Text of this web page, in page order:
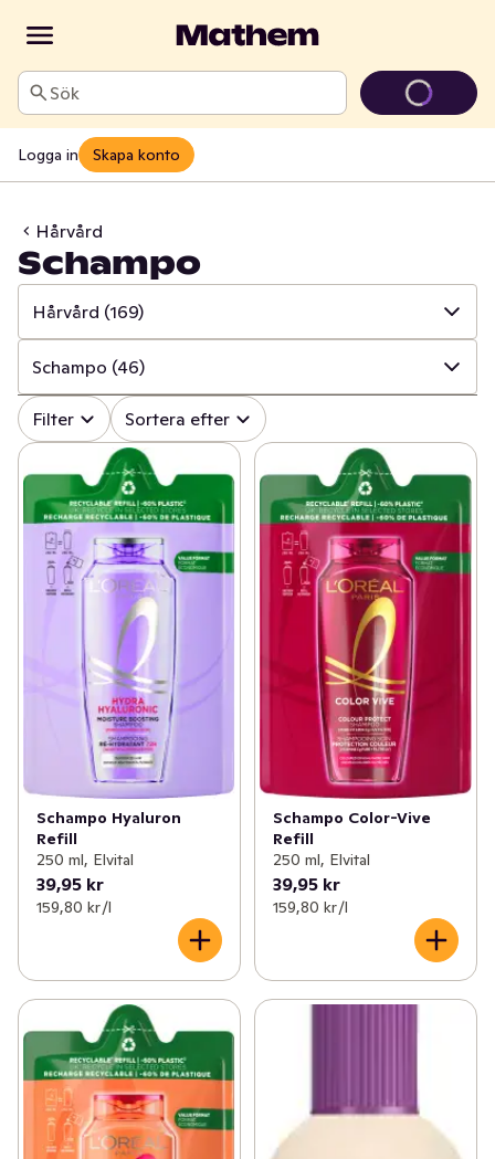
Sök
Logga in Skapa konto
Hårvård
Schampo
Hårvård (169)
✓ Alla (820)
✓ Mun och tänder (107)
Sår, bett och stick
✓ Mage (10)
Sex och lust (2)
Händer och fötter
Hudvård (163)
Hårvård (169)
Intim och underliv
✓ Ansiktsvård (97)
✓ Kost och hälsa
✓ Förkylning
Vitaminer och kosttillskott
Ögon och öron (1)
Schampo (46)
✓ Alla (169)
Schampo (46)
✓ Torrschampo (12)
Balsam (40)
Stylingprodukter
Inpackning och hårkurer
Tillbehör hårvård
Hårkur (6)
Hårfärg och toning
✓ Löss (1)
Filter Sortera efter
Schampo Hyaluron
Refill
250 ml, Elvital
39,95 kr
159,80 kr /l
Schampo Color-Vive
Refill
250 ml, Elvital
39,95 kr
159,80 kr /l